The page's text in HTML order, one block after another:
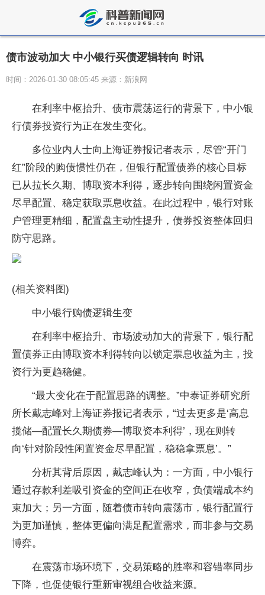
债市波动加大 中小银行买债逻辑转向 时讯
时间：2026-01-30 08:05:45 来源：新浪网
在利率中枢抬升、债市震荡运行的背景下，中小银
行债券投资行为正在发生变化。
多位业内人士向上海证券报记者表示，尽管“开门
红”阶段的购债惯性仍在，但银行配置债券的核心目标
已从拉长久期、博取资本利得，逐步转向围绕闲置资金
尽早配置、稳定获取票息收益。在此过程中，银行对账
户管理更精细，配置盘主动性提升，债券投资整体回归
防守思路。
(相关资料图)
中小银行购债逻辑生变
在利率中枢抬升、市场波动加大的背景下，银行配
置债券正由博取资本利得转向以锁定票息收益为主，投
资行为更趋稳健。
“最大变化在于配置思路的调整。”中泰证券研究所
所长戴志峰对上海证券报记者表示，“过去更多是‘高息
揽储—配置长久期债券—博取资本利得’，现在则转
向‘针对阶段性闲置资金尽早配置，稳稳拿票息’。”
分析其背后原因，戴志峰认为：一方面，中小银行
通过存款利差吸引资金的空间正在收窄，负债端成本约
束加大；另一方面，随着债市转向震荡市，银行配置行
为更加谨慎，整体更偏向满足配置需求，而非参与交易
博弈。
在震荡市场环境下，交易策略的胜率和容错率同步
下降，也促使银行重新审视组合收益来源。